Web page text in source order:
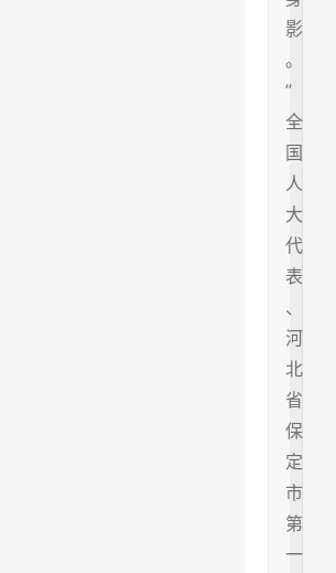
影
。
”
全
国
人
大
代
表
、
河
北
省
保
定
市
第
一